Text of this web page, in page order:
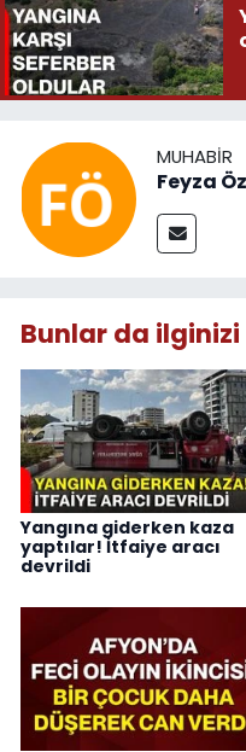
MUHABIR
Feyza
Bunlar da
Yangına giderken kaza
yaptılar! İtfaiye aracı
devrildi